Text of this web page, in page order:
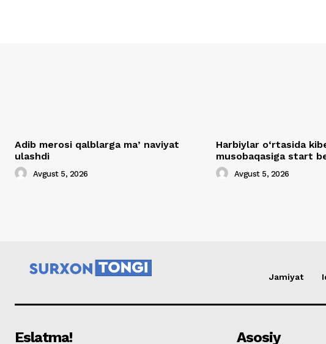
Adib merosi qalblarga maʼnaviyat
ulashdi
Avgust 5, 2026
Harbiylar o‘rtasida
musobaqasiga start
Avgust 5, 2026
Jamiyat
Eslatma! Asosiy